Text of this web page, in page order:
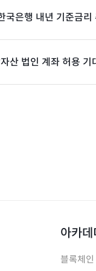
은행 내년 기준금리
산 법인 계좌 허용
아카데
블록체